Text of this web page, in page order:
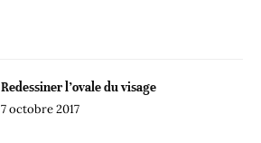
Redessiner l’ovale du visage
7 octobre 2017